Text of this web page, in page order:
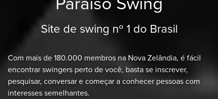
Site de swing nº 1 do Brasil
Com mais de 180.000 membros na Nova Zelândia, é fácil
encontrar swingers perto de você, basta se inscrever,
pesquisar, conversar e começar a conhecer pessoas com
interesses semelhantes.